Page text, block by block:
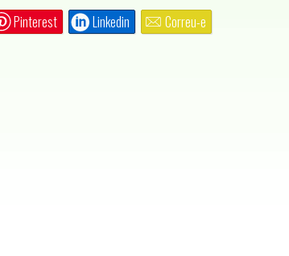
Pinterest Linkedin Correu-e